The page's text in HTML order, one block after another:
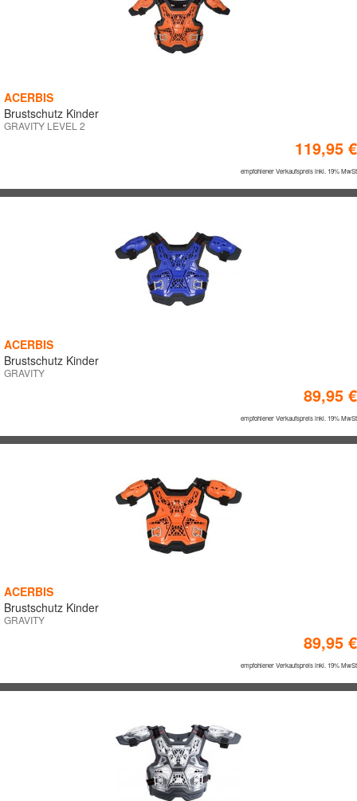
ACERBIS
Brustschutz Kinder
GRAVITY LEVEL 2
119,95 €
empfohlener Verkaufspreis inkl. 19% MwSt
ACERBIS
Brustschutz Kinder
GRAVITY
89,95 €
empfohlener Verkaufspreis inkl. 19% MwSt
ACERBIS
Brustschutz Kinder
GRAVITY
89,95 €
empfohlener Verkaufspreis inkl. 19% MwSt